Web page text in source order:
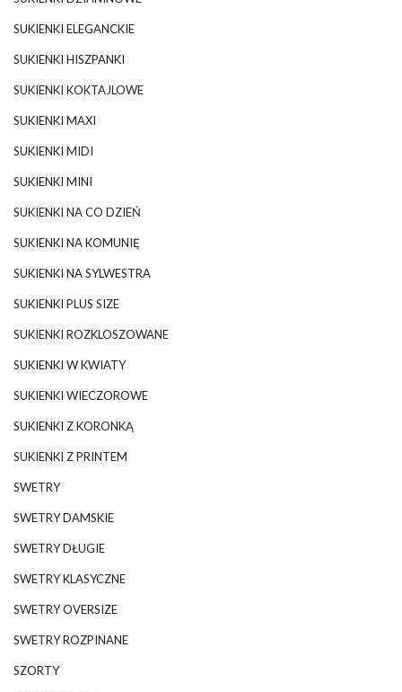
SUKIENKI ELEGANCKIE
SUKIENKI HISZPANKI
SUKIENKI KOKTAJLOWE
SUKIENKI MAXI
SUKIENKI MIDI
SUKIENKI MINI
SUKIENKI NA CO DZIEŃ
SUKIENKI NA KOMUNIĘ
SUKIENKI NA SYLWESTRA
SUKIENKI PLUS SIZE
SUKIENKI ROZKLOSZOWANE
SUKIENKI W KWIATY
SUKIENKI WIECZOROWE
SUKIENKI Z KORONKĄ
SUKIENKI Z PRINTEM
SWETRY
SWETRY DAMSKIE
SWETRY DŁUGIE
SWETRY KLASYCZNE
SWETRY OVERSIZE
SWETRY ROZPINANE
SZORTY